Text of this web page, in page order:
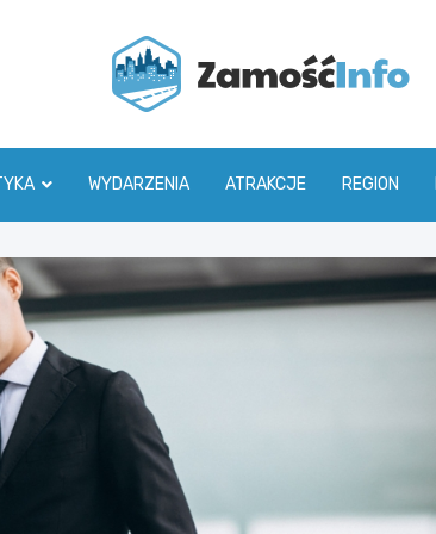
WYDARZENIA ATRAKCJE REGION